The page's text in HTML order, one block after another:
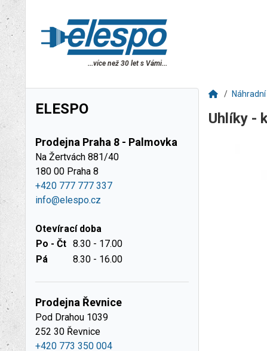
...více než 30 let s Vámi...
ELESPO
Prodejna Praha 8 - Palmovka
Na Žertvách 881/40
180 00 Praha 8
+420 777 777 337
info@elespo.cz
Otevírací doba
Po - Čt 8.30 - 17.00
Pá
8.30 - 16.00
Prodejna Řevnice
Pod Drahou 1039
252 30 Řevnice
+420 773 350 004
Uhlíky -